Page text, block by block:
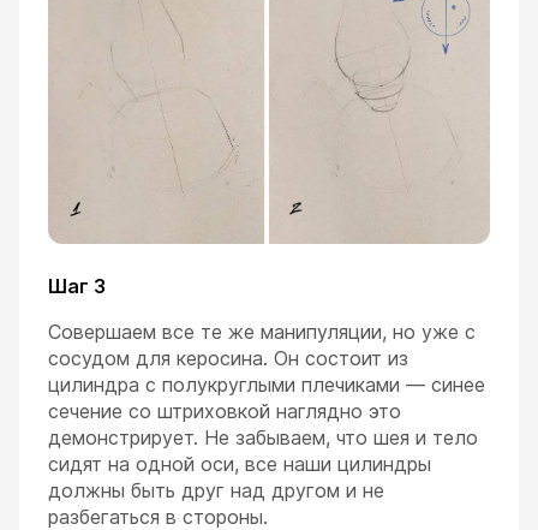
Шаг 3
Совершаем все те же манипуляции, но уже с
сосудом для керосина. Он состоит из
цилиндра с полукруглыми плечиками — синее
сечение со штриховкой наглядно это
демонстрирует. Не забываем, что шея и тело
сидят на одной оси, все наши цилиндры
должны быть друг над другом и не
разбегаться в стороны.